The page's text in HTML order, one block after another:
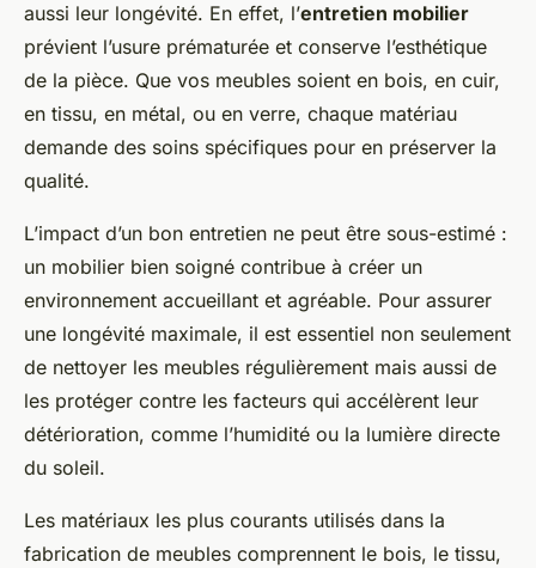
aussi leur longévité. En effet, l’entretien mobilier
prévient l’usure prématurée et conserve l’esthétique
de la pièce. Que vos meubles soient en bois, en cuir,
en tissu, en métal, ou en verre, chaque matériau
demande des soins spécifiques pour en préserver la
qualité.
L’impact d’un bon entretien ne peut être sous-estimé :
un mobilier bien soigné contribue à créer un
environnement accueillant et agréable. Pour assurer
une longévité maximale, il est essentiel non seulement
de nettoyer les meubles régulièrement mais aussi de
les protéger contre les facteurs qui accélèrent leur
détérioration, comme l’humidité ou la lumière directe
du soleil.
Les matériaux les plus courants utilisés dans la
fabrication de meubles comprennent le bois, le tissu,